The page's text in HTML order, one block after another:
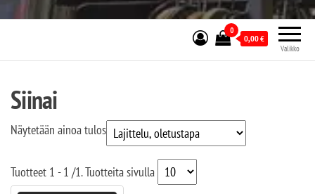
kivijalkakauppa Helsingissä Kallion
sydämessä.
Valikko
0
0,00€
Siinai
Näytetään ainoa tulos
Tuotteet 1 - 1 /1. Tuotteita sivulla